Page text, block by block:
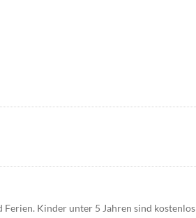
Ferien. Kinder unter 5 Jahren sind kostenlos